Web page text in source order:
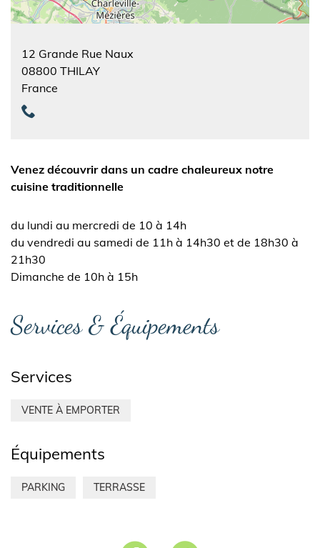
12 Grande Rue Naux
08800 THILAY
France
Venez découvrir dans un cadre chaleureux notre
cuisine traditionnelle
du lundi au mercredi de 10 à 14h
du vendredi au samedi de 11h à 14h30 et de 18h30 à
21h30
Dimanche de 10h à 15h
Services & Équipements
Services
VENTE À EMPORTER
Équipements
PARKING TERRASSE